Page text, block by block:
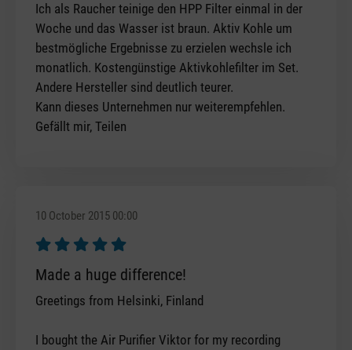
Ich als Raucher teinige den HPP Filter einmal in der
Woche und das Wasser ist braun. Aktiv Kohle um
bestmögliche Ergebnisse zu erzielen wechsle ich
monatlich. Kostengünstige Aktivkohlefilter im Set.
Andere Hersteller sind deutlich teurer.
Kann dieses Unternehmen nur weiterempfehlen.
Gefällt mir, Teilen
10 October 2015 00:00
Review with rating of 5 out of 5 stars
Made a huge difference!
Greetings from Helsinki, Finland
I bought the Air Purifier Viktor for my recording